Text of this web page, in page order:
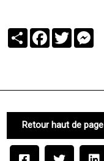
PartagerFacebook
Twitter
Retour haut de page